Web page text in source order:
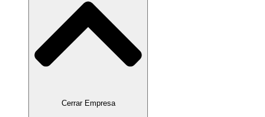
Cerrar Empresa